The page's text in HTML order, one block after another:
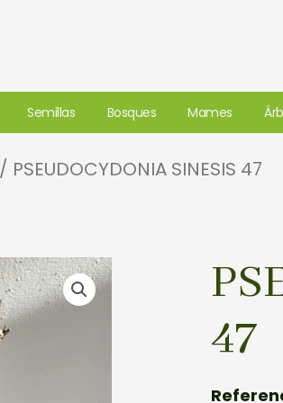
Semillas Bosques Mames
/ PSEUDOCYDONIA SINESIS 47
47